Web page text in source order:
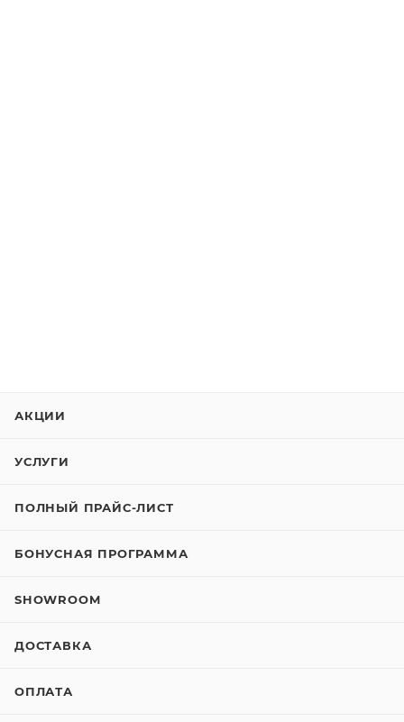
АКЦИИ
УСЛУГИ
ПОЛНЫЙ ПРАЙС-ЛИСТ
БОНУСНАЯ ПРОГРАММА
SHOWROOM
ДОСТАВКА
ОПЛАТА